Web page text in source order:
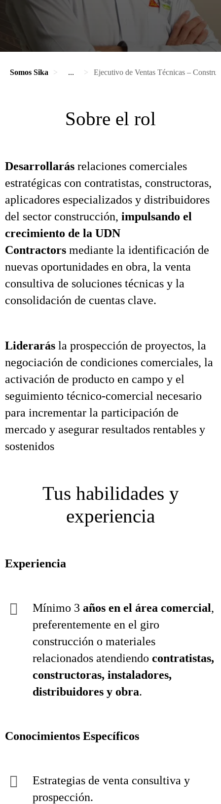
Somos Sika ... Ejecutivo de Ventas Técnicas –
Sobre el rol
Desarrollarás relaciones comerciales
estratégicas con contratistas, constructoras,
aplicadores especializados y distribuidores
del sector construcción, impulsando el
crecimiento de la UDN
Contractors mediante la identificación de
nuevas oportunidades en obra, la venta
consultiva de soluciones técnicas y la
consolidación de cuentas clave.
Liderarás la prospección de proyectos, la
negociación de condiciones comerciales, la
activación de producto en campo y el
seguimiento técnico‑comercial necesario
para incrementar la participación de
mercado y asegurar resultados rentables y
sostenidos
Tus habilidades y
experiencia
Experiencia
Mínimo 3 años en el área comercial,
preferentemente en el giro
construcción o materiales
relacionados atendiendo contratistas,
constructoras, instaladores,
distribuidores y obra.
Conocimientos Específicos
Estrategias de venta consultiva y
prospección.